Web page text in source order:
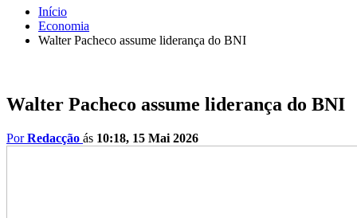
Início
Economia
Walter Pacheco assume liderança do BNI
Walter Pacheco assume liderança do BNI
PorRedacção ás 10:18, 15 Mai 2026